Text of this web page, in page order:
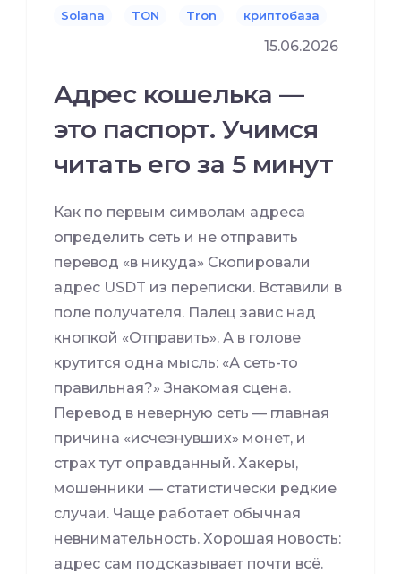
Solana TON Tron криптобаза
15.06.2026
Адрес кошелька —
это паспорт. Учимся
читать его за 5 минут
Как по первым символам адреса
определить сеть и не отправить
перевод «в никуда» Скопировали
адрес USDT из переписки. Вставили в
поле получателя. Палец завис над
кнопкой «Отправить». А в голове
крутится одна мысль: «А сеть-то
правильная?» Знакомая сцена.
Перевод в неверную сеть — главная
причина «исчезнувших» монет, и
страх тут оправданный. Хакеры,
мошенники — статистически редкие
случаи. Чаще работает обычная
невнимательность. Хорошая новость:
адрес сам подсказывает почти всё.